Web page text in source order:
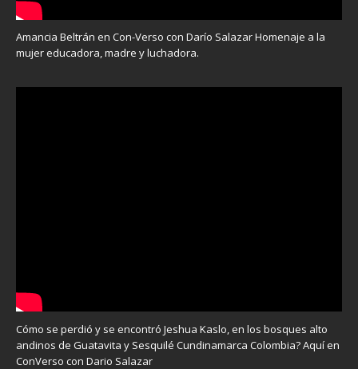
Amancia Beltrán en Con-Verso con Darío Salazar Homenaje a la
mujer educadora, madre y luchadora.
Cómo se perdió y se encontró Jeshua Kaslo, en los bosques alto
andinos de Guatavita y Sesquilé Cundinamarca Colombia? Aquí en
ConVerso con Dario Salazar